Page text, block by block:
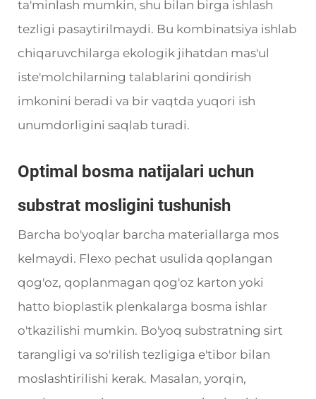
ta'minlash mumkin, shu bilan birga ishlash
tezligi pasaytirilmaydi. Bu kombinatsiya ishlab
chiqaruvchilarga ekologik jihatdan mas'ul
iste'molchilarning talablarini qondirish
imkonini beradi va bir vaqtda yuqori ish
unumdorligini saqlab turadi.
Optimal bosma natijalari uchun
substrat mosligini tushunish
Barcha bo'yoqlar barcha materiallarga mos
kelmaydi. Flexo pechat usulida qoplangan
qog'oz, qoplanmagan qog'oz karton yoki
hatto bioplastik plenkalarga bosma ishlar
o'tkazilishi mumkin. Bo'yoq substratning sirt
tarangligi va so'rilish tezligiga e'tibor bilan
moslashtirilishi kerak. Masalan, yorqin,